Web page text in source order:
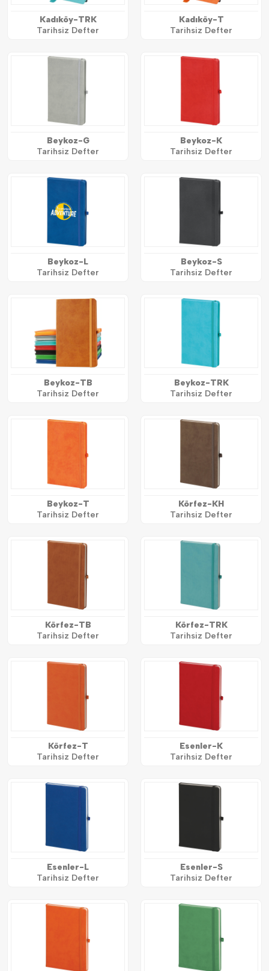
Kadıköy-TRK
Tarihsiz Defter
Kadıköy-T
Tarihsiz Defter
Beykoz-G
Tarihsiz Defter
Beykoz-K
Tarihsiz Defter
Beykoz-L
Tarihsiz Defter
Beykoz-S
Tarihsiz Defter
Beykoz-TB
Tarihsiz Defter
Beykoz-TRK
Tarihsiz Defter
Beykoz-T
Tarihsiz Defter
Körfez-KH
Tarihsiz Defter
Körfez-TB
Tarihsiz Defter
Körfez-TRK
Tarihsiz Defter
Körfez-T
Tarihsiz Defter
Esenler-K
Tarihsiz Defter
Esenler-L
Tarihsiz Defter
Esenler-S
Tarihsiz Defter